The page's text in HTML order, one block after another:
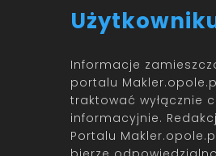
Informacje
portalu
traktować wyłącznie
informacyjnie.
Portalu